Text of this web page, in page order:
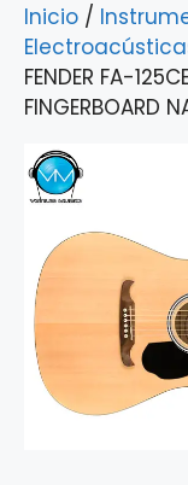
Inicio /
FENDER FA-
FINGERBOARD